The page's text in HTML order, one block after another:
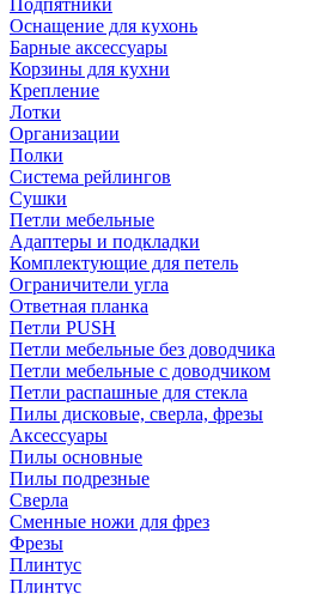
Подпятники
Оснащение для кухонь
Барные аксессуары
Корзины для кухни
Крепление
Лотки
Организации
Полки
Система рейлингов
Сушки
Петли мебельные
Адаптеры и подкладки
Комплектующие для петель
Ограничители угла
Ответная планка
Петли PUSH
Петли мебельные без доводчика
Петли мебельные с доводчиком
Петли распашные для стекла
Пилы дисковые, сверла, фрезы
Аксессуары
Пилы основные
Пилы подрезные
Сверла
Сменные ножи для фрез
Фрезы
Плинтус
Плинтус